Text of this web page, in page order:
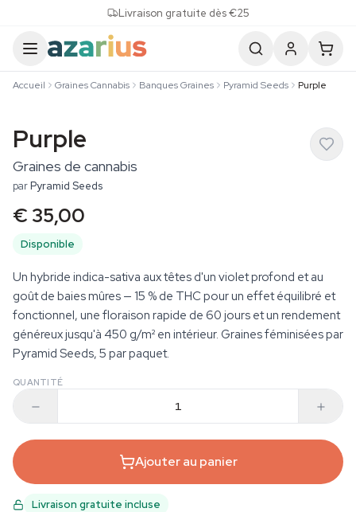
Livraison gratuite dès €25
Accueil Graines Cannabis Banques Graines Pyramid Seeds Purple
Purple
Graines de cannabis
parPyramid Seeds
€ 35,00
Disponible
Un hybride indica-sativa aux têtes d'un violet profond et au
goût de baies mûres — 15 % de THC pour un effet équilibré et
fonctionnel, une floraison rapide de 60 jours et un rendement
généreux jusqu'à 450 g/m² en intérieur. Graines féminisées par
Pyramid Seeds, 5 par paquet.
QUANTITÉ
Ajouter au panier
Livraison gratuite incluse